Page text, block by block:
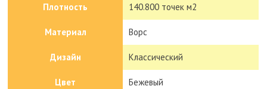
Плотность 140.800 точек м2
Материал Ворс
Дизайн Классический
Цвет Бежевый